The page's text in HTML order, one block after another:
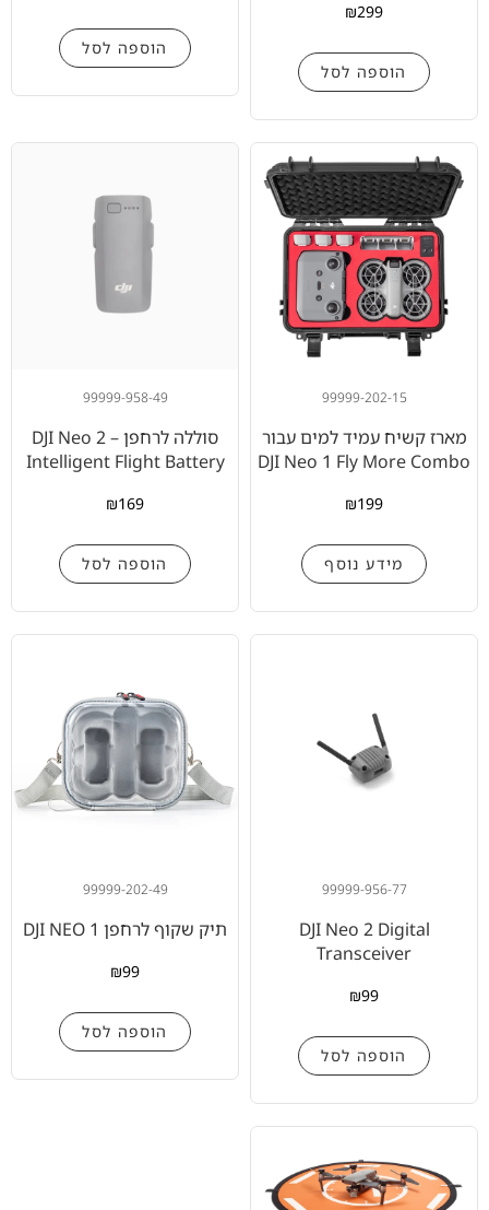
₪299
הוספה לסל
הוספה לסל
99999-202-15
מארז קשיח עמיד למים עבור
DJI Neo 1 Fly More Combo
₪199
מידע נוסף
99999-958-49
סוללה לרחפן – DJI Neo 2
Intelligent Flight Battery
₪169
הוספה לסל
99999-956-77
DJI Neo 2 Digital
Transceiver
₪99
הוספה לסל
99999-202-49
תיק שקוף לרחפן DJI NEO 1
₪99
הוספה לסל